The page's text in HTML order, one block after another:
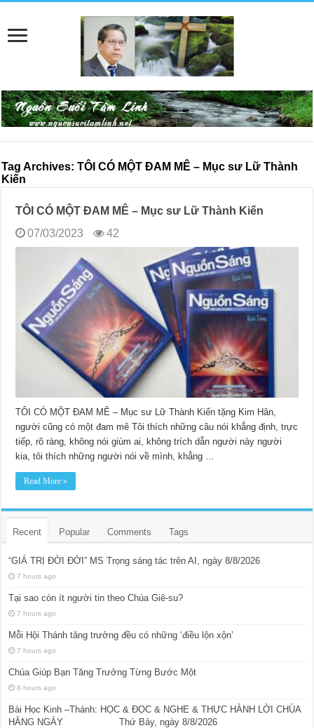
Tag Archives:TÔI CÓ MỘT ĐAM MÊ – Mục sư Lữ Thành
Kiến
TÔI CÓ MỘT ĐAM MÊ – Mục sư Lữ Thành Kiến
07/03/2023
42
TÔI CÓ MỘT ĐAM MÊ – Mục sư Lữ Thành Kiến tặng Kim Hân,
người cũng có một đam mê Tôi thích những câu nói khẳng định, trực
tiếp, rõ ràng, không nói giùm ai, không trích dẫn người này người
kia, tôi thích những người nói về mình, khẳng …
Read More »
Recent Popular Comments Tags
“GIÁ TRỊ ĐỜI ĐỜI” MS Trọng sáng tác trên AI, ngày 8/8/2026
7 hours ago
Tại sao còn ít người tin theo Chúa Giê-su?
7 hours ago
Mỗi Hội Thánh tăng trưởng đều có những ‘điều lộn xộn’
7 hours ago
Chúa Giúp Bạn Tăng Trưởng Từng Bước Một
8 hours ago
Bài Học Kinh –Thánh: HỌC & ĐỌC & NGHE & THỰC HÀNH LỜI CHÚA
HẰNG NGÀY Thứ Bảy, ngày 8/8/2026